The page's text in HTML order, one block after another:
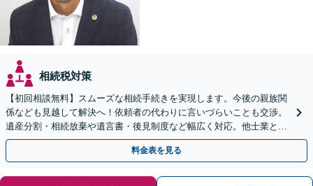
相続税対策
【初回相談無料】スムーズな相続手続きを実現します。今後の親族関
係なども見越して解決へ！依頼者の代わりに言いづらいことも交渉。
遺産分割・相続放棄や遺言書・後見制度など幅広く対応。他士業との
連携も可【夜間休日相談可】【法テラス可】
料金表を見る